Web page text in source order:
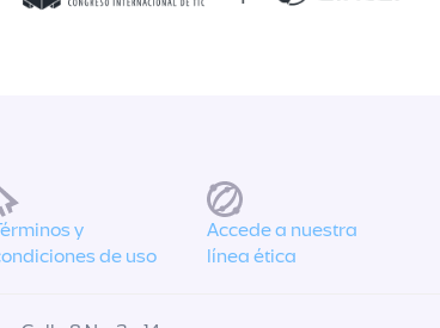
y
de uso
Accede a nuestra
línea ética